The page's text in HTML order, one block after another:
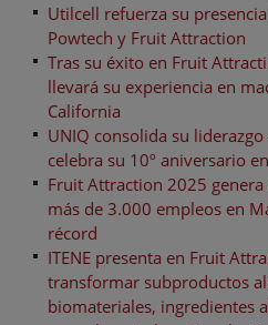
Utilcell refuerza su
Powtech y Fruit Attraction
Tras su éxito en Fruit
llevará su experiencia en
California
UNIQ consolida su
celebra su 10º aniversario
Fruit Attraction 2025
más de 3.000 empleos en
récord
ITENE presenta en Fruit
transformar subproductos
biomateriales, ingredientes